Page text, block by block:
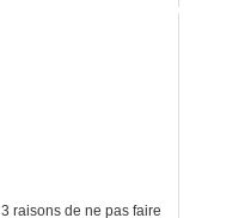
3 raisons de ne pas faire